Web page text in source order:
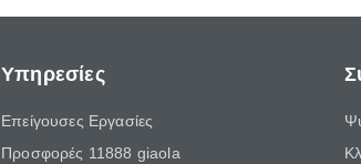
Υπηρεσίες
Επείγουσες Εργασίες
Προσφορές 11888 giaola